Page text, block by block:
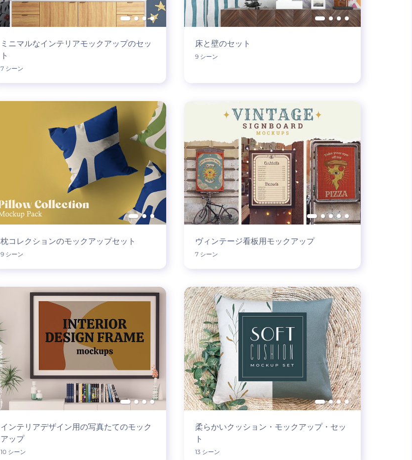
ミニマルなインテリアモックアップのセッ
ト
7 シーン
床と壁のセット
9 シーン
枕コレクションのモックアップセット
9 シーン
ヴィンテージ看板用モックアップ
7 シーン
インテリアデザイン用の写真たてのモック
アップ
10 シーン
柔らかいクッション・モックアップ・セッ
ト
13 シーン